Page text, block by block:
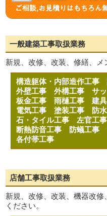
一般建築工事取扱業務
新規、改修、改装、修繕、メ
構造躯体・内部造作工事
外壁工事外構工事サ
板金工事雨樋工事建
電気工事塗装工事 防
石・タイル工事左官工
断熱防音工事
防蟻工事
各付帯工事
店舗工事取扱業務
新規、改修、改装、機器改
ください。